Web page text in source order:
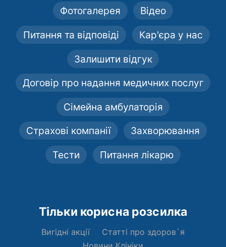
Фотогалерея Відео
Питання та відповіді Кар'єра у нас
Залишити відгук
Договір про надання медичних послуг
Сімейна амбулаторія
Страхові компанії Захворювання
Тести Питання лікарю
Тільки корисна розсилка
Вигідні акції
Статті про здоров`я